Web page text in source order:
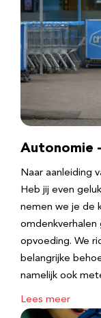
Autonomie
Naar aanleiding
Heb jij even
nemen we je de
omdenkverhalen
opvoeding. We
belangrijke
namelijk ook
Lees meer